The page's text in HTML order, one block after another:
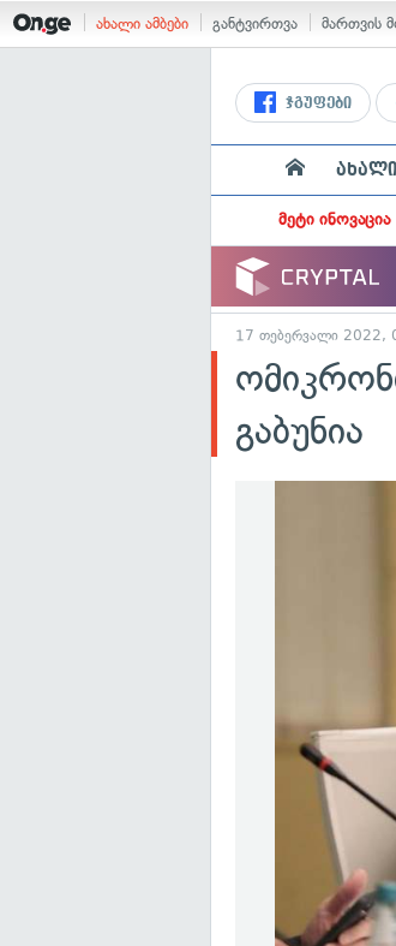
ახალი ამბები განტვირთვა მართვის
ჯგუფები
მეტი ინოვაცია
17 თებერვალი 2022,
გაბუნია